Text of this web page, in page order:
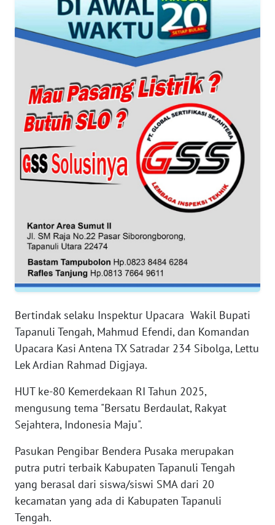
Bertindak selaku Inspektur Upacara Wakil Bupati
Tapanuli Tengah, Mahmud Efendi, dan Komandan
Upacara Kasi Antena TX Satradar 234 Sibolga, Lettu
Lek Ardian Rahmad Digjaya.
HUT ke-80 Kemerdekaan RI Tahun 2025,
mengusung tema "Bersatu Berdaulat, Rakyat
Sejahtera, Indonesia Maju".
Pasukan Pengibar Bendera Pusaka merupakan
putra putri terbaik Kabupaten Tapanuli Tengah
yang berasal dari siswa/siswi SMA dari 20
kecamatan yang ada di Kabupaten Tapanuli
Tengah.
WN
JABAR
BANTEN
WN
NTT
WN
KEPRI
PAPUA
WN
PAPUA
BARAT
WN
WN
SERAMBI
WN
JAMBI
WN
SULTRA
NTB